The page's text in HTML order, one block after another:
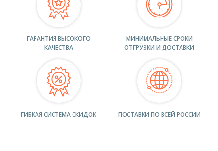
ГАРАНТИЯ ВЫСОКОГО
КАЧЕСТВА
МИНИМАЛЬНЫЕ СРОКИ
ОТГРУЗКИ И ДОСТАВКИ
ГИБКАЯ СИСТЕМА СКИДОК ПОСТАВКИ ПО ВСЕЙ РОССИИ